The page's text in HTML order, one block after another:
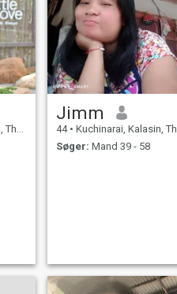
Jimm
44 • Kuchinarai, Kalasin, Thailand
Søger: Mand 39 - 58